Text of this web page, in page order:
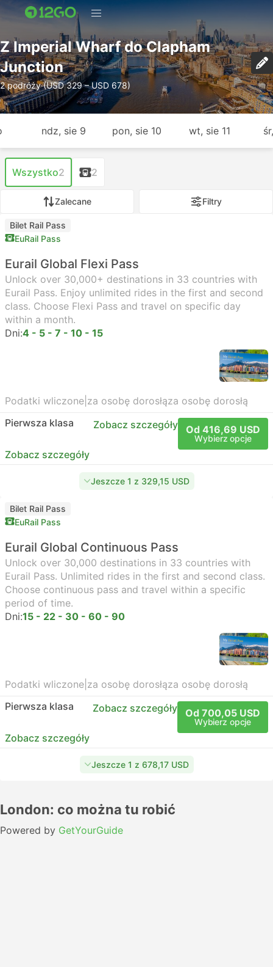
Z Imperial Wharf do Clapham
Junction
2 podróży (USD 329 – USD 678)
ndz, sie 9 pon, sie 10 wt, sie 11
Wszystko2 2
Zalecane Filtry
Bilet Rail Pass
EuRail Pass
Eurail Global Flexi Pass
Unlock over 30,000+ destinations in 33 countries with
Eurail Pass. Enjoy unlimited rides in the first and second
class. Choose Flexi Pass and travel on specific day
within a month.
Dni:4 - 5 - 7 - 10 - 15
Podatki wliczone za osobę dorosłąza osobę dorosłą
Pierwsza klasa
Zobacz szczegóły Od 416,69 USD
Wybierz opcje
Zobacz szczegóły
Jeszcze 1 z 329,15 USD
Bilet Rail Pass
EuRail Pass
Eurail Global Continuous Pass
Unlock over 30,000 destinations in 33 countries with
Eurail Pass. Unlimited rides in the first and second class.
Choose continuous pass and travel within a specific
period of time.
Dni:15 - 22 - 30 - 60 - 90
Podatki wliczone za osobę dorosłąza osobę dorosłą
Pierwsza klasa
Zobacz szczegóły Od 700,05 USD
Wybierz opcje
Zobacz szczegóły
Jeszcze 1 z 678,17 USD
London: co można tu robić
Powered by GetYourGuide